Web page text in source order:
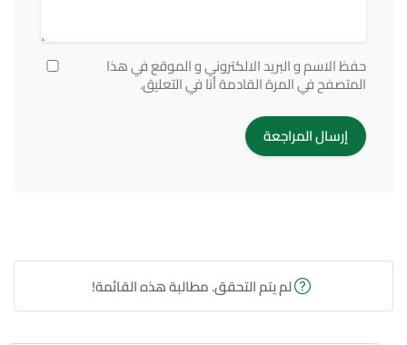
حفظ الاسم و البريد الالكتروني و الموقع في هذا
المتصفح في المرة القادمة أنا في التعليق.
لم يتم التحقق. مطالبة هذه القائمة!